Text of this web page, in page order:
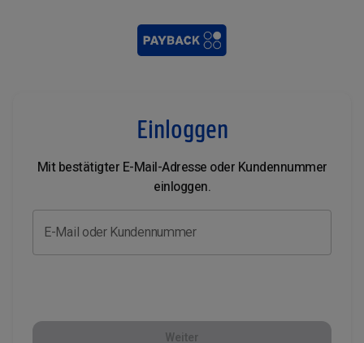
Einloggen
Mit bestätigter E-Mail-Adresse oder Kundennummer
einloggen.
E-Mail oder Kundennummer
Weiter